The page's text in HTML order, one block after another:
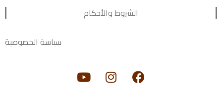
الشروط والأحكام
سياسة الخصوصية